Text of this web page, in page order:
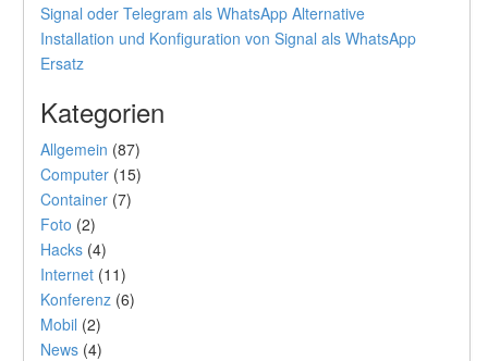
Signal oder Telegram als WhatsApp Alternative
Installation und Konfiguration von Signal als WhatsApp
Ersatz
Kategorien
Allgemein (87)
Computer (15)
Container (7)
Foto (2)
Hacks (4)
Internet (11)
Konferenz (6)
Mobil (2)
News (4)